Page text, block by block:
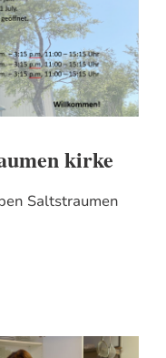
kirke
Saltstraumen